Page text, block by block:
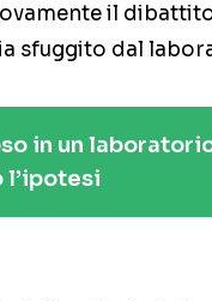
il
sfuggito dal
in un
l’ipotesi